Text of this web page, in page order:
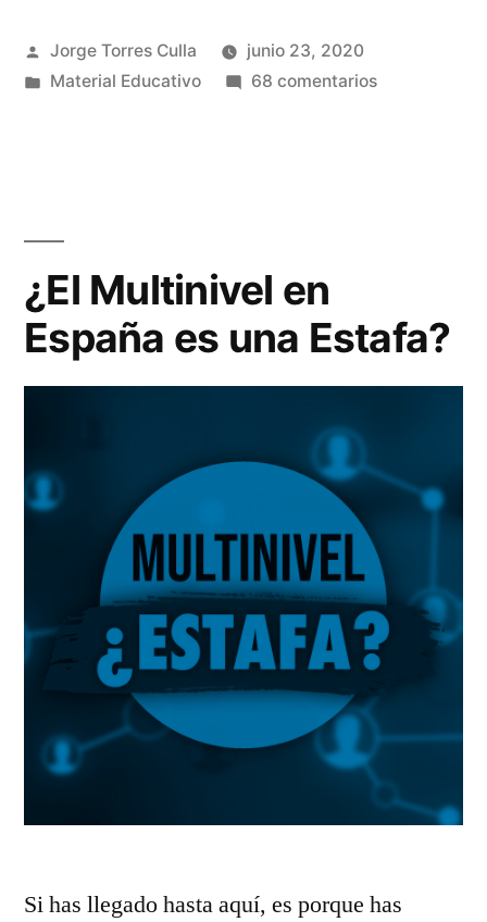
diana
¿Por
qué?»
Publicado
por
Jorge Torres Culla
junio 23, 2020
Publicado
Material Educativo 68 comentariosen
críticas
¿Por
qué?
¿El Multinivel en
España es una Estafa?
Si has llegado hasta aquí, es porque has